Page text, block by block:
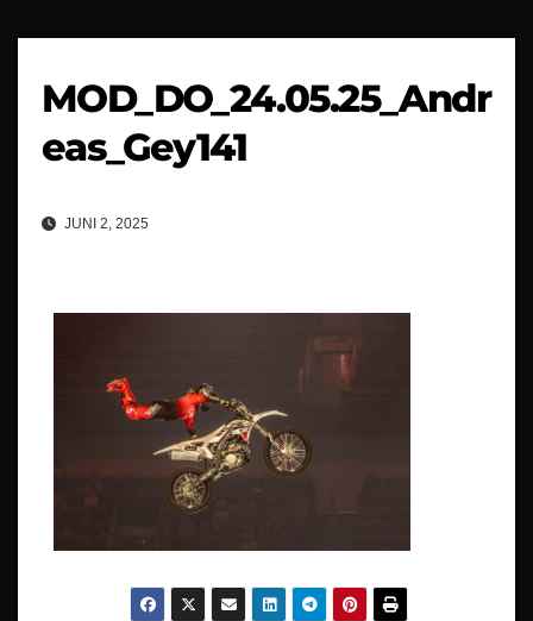
MOD_DO_24.05.25_Andr
eas_Gey141
JUNI 2, 2025